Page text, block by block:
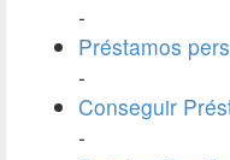
-
Préstamos
-
Conseguir
-